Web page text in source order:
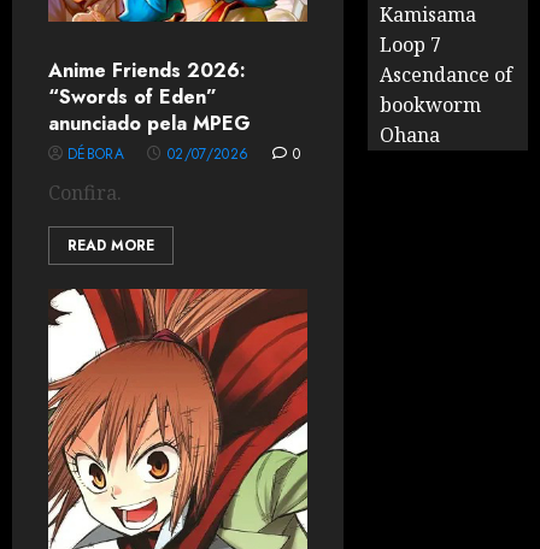
Anime Friends 2026:
“Swords of Eden”
anunciado pela MPEG
DÉBORA 02/07/2026 0
Confira.
READ MORE
Kamisama
Loop 7
Ascendance of
bookworm
Ohana